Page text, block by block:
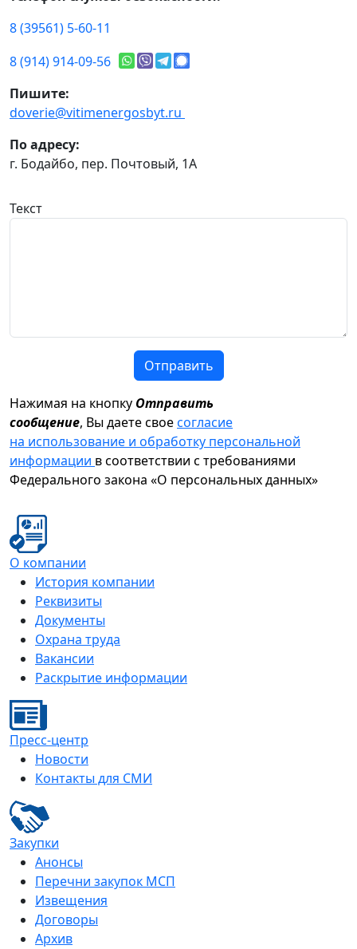
8 (39561) 5-60-11
8 (914) 914-09-56
Пишите:
doverie@vitimenergosbyt.ru
По адресу:
г. Бодайбо, пер. Почтовый, 1А
Текст
Отправить
Нажимая на кнопку Отправить
сообщение, Вы даете своесогласие
на использование и обработку персональной
информации в соответствии с требованиями
Федерального закона «О персональных данных»
О компании
История компании
Реквизиты
Документы
Охрана труда
Вакансии
Раскрытие информации
Пресс-центр
Новости
Контакты для СМИ
Закупки
Анонсы
Перечни закупок МСП
Извещения
Договоры
Архив